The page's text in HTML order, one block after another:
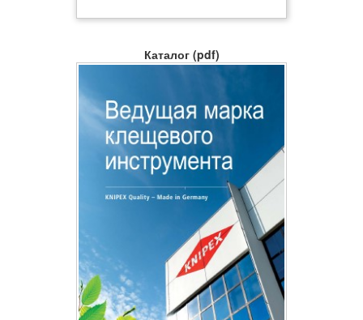
Каталог (pdf)